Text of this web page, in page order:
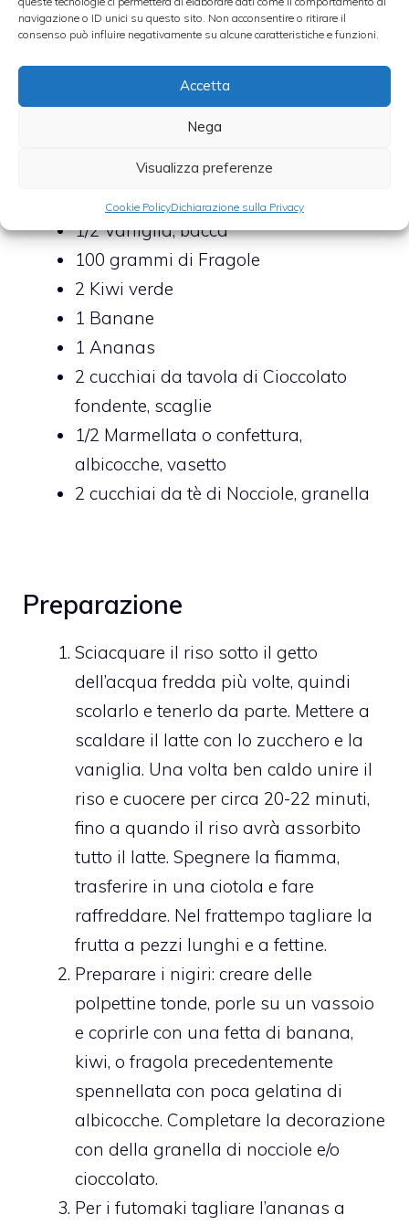
navigazione o ID unici su questo sito. Non acconsentire o ritirare il
consenso può influire negativamente su alcune caratteristiche e funzioni.
Accetta
Nega
Visualizza preferenze
Cookie PolicyDichiarazione sulla Privacy
milligrammi di Latte intero
grammi di Zucchero
1/2Vaniglia, bacca
100 grammi di Fragole
2 Kiwi verde
1 Banane
1 Ananas
2 cucchiai da tavola di Cioccolato
fondente, scaglie
1/2 Marmellata o confettura,
albicocche, vasetto
2 cucchiai da tè di Nocciole, granella
Preparazione
Sciacquare il riso sotto il getto
dell’acqua fredda più volte, quindi
scolarlo e tenerlo da parte. Mettere a
scaldare il latte con lo zucchero e la
vaniglia. Una volta ben caldo unire il
riso e cuocere per circa 20-22 minuti,
fino a quando il riso avrà assorbito
tutto il latte. Spegnere la fiamma,
trasferire in una ciotola e fare
raffreddare. Nel frattempo tagliare la
frutta a pezzi lunghi e a fettine.
Preparare i nigiri: creare delle
polpettine tonde, porle su un vassoio
e coprirle con una fetta di banana,
kiwi, o fragola precedentemente
spennellata con poca gelatina di
albicocche. Completare la decorazione
con della granella di nocciole e/o
cioccolato.
Per i futomaki tagliare l’ananas a